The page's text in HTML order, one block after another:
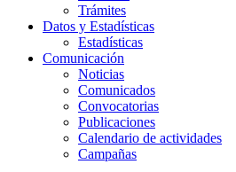
Trámites
Datos y Estadísticas
Estadísticas
Comunicación
Noticias
Comunicados
Convocatorias
Publicaciones
Calendario de actividades
Campañas